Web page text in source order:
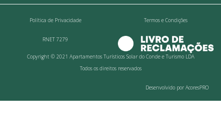
Política de Privacidade Termos e Condições
RNET 7279
Copyright © 2021 Apartamentos Turísticos Solar do Conde e Turismo LDA
Todos os direitos reservados
Desenvolvido por AcoresPRO